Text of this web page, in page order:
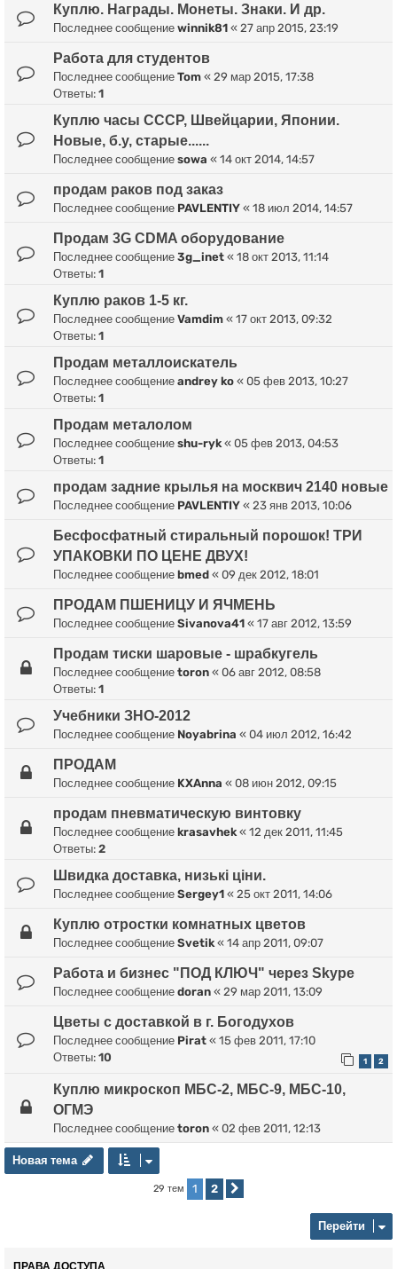
Куплю. Награды. Монеты. Знаки. И др.
Последнее сообщение winnik81 « 27 апр 2015, 23:19
Работа для студентов
Последнее сообщение Tom « 29 мар 2015, 17:38
Ответы: 1
Куплю часы СССР, Швейцарии, Японии.
Новые, б.у, старые......
Последнее сообщение sowa « 14 окт 2014, 14:57
продам раков под заказ
Последнее сообщение PAVLENTIY « 18 июл 2014, 14:57
Продам 3G CDMA оборудование
Последнее сообщение 3g_inet « 18 окт 2013, 11:14
Ответы: 1
Куплю раков 1-5 кг.
Последнее сообщение Vamdim « 17 окт 2013, 09:32
Ответы: 1
Продам металлоискатель
Последнее сообщение andrey ko « 05 фев 2013, 10:27
Ответы: 1
Продам металолом
Последнее сообщение shu-ryk « 05 фев 2013, 04:53
Ответы: 1
продам задние крылья на москвич 2140 новые
Последнее сообщение PAVLENTIY « 23 янв 2013, 10:06
Бесфосфатный стиральный порошок! ТРИ
УПАКОВКИ ПО ЦЕНЕ ДВУХ!
Последнее сообщение bmed « 09 дек 2012, 18:01
ПРОДАМ ПШЕНИЦУ И ЯЧМЕНЬ
Последнее сообщение Sivanova41 « 17 авг 2012, 13:59
Продам тиски шаровые - шрабкугель
Последнее сообщение toron « 06 авг 2012, 08:58
Ответы: 1
Учебники ЗНО-2012
Последнее сообщение Noyabrina « 04 июл 2012, 16:42
ПРОДАМ
Последнее сообщение KXAnna « 08 июн 2012, 09:15
продам пневматическую винтовку
Последнее сообщение krasavhek « 12 дек 2011, 11:45
Ответы: 2
Швидка доставка, низькі ціни.
Последнее сообщение Sergey1 « 25 окт 2011, 14:06
Куплю отростки комнатных цветов
Последнее сообщение Svetik « 14 апр 2011, 09:07
Работа и бизнес "ПОД КЛЮЧ" через Skype
Последнее сообщение doran « 29 мар 2011, 13:09
Цветы с доставкой в г. Богодухов
Последнее сообщение Pirat « 15 фев 2011, 17:10
Ответы: 10 1 2
Куплю микроскоп МБС-2, МБС-9, МБС-10,
ОГМЭ
Последнее сообщение toron « 02 фев 2011, 12:13
Новая тема
Новая тема
29 тем 1 2
Перейти
ПРАВА ДОСТУПА